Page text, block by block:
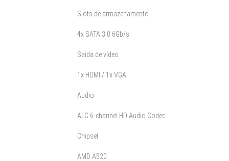
Slots de armazenamento
4x SATA 3.0 6Gb/s
Saida de vídeo
1x HDMI / 1x VGA
Audio
ALC 6-channel HD Audio Codec
Chipset
AMD A520